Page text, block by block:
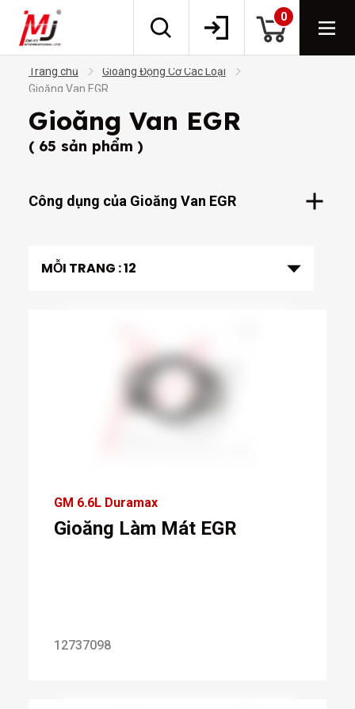
0
Trang chủ
Gioăng Động Cơ Các Loại
Gioăng Van EGR
Gioăng Van EGR
( 65 sản phẩm )
Công dụng của Gioăng Van EGR
MỖI TRANG :12
GM 6.6L Duramax
Gioăng Làm Mát EGR
12737098